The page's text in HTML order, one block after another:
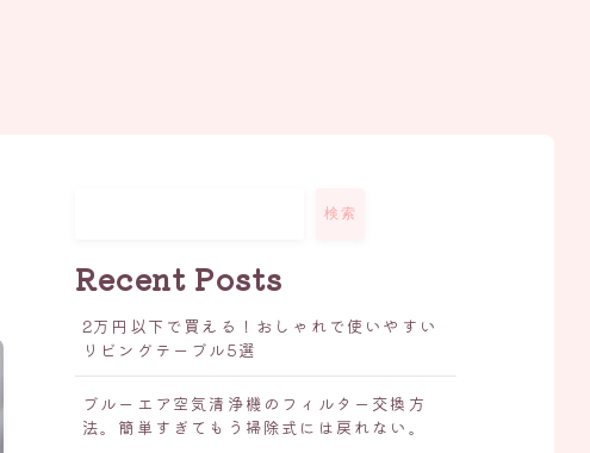
検索
Recent Posts
2万円以下で買える！おしゃれで使いやすい
リビングテーブル5選
ブルーエア空気清浄機のフィルター交換方
法。簡単すぎてもう掃除式には戻れない。